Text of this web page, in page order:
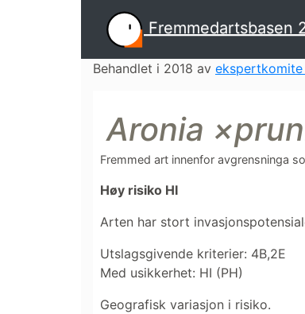
Fremmedartsbasen
Behandlet i 2018 av
Aronia
Fremmed art innenfor avgrensninga
Høy risiko HI
Arten har stort
Utslagsgivende kriterier: 4B,2E
Med usikkerhet: HI (PH)
Geografisk variasjon i risiko.